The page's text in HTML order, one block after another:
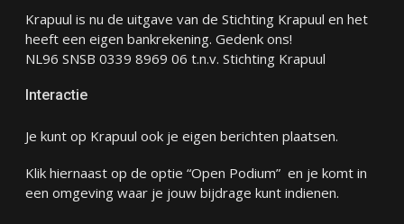
Krapuul is nu de uitgave van de Stichting Krapuul en het
heeft een eigen bankrekening. Gedenk ons!
NL96 SNSB 0339 8969 06 t.n.v. Stichting Krapuul
Interactie
Je kunt op Krapuul ook je eigen berichten plaatsen.
Klik hiernaast op de optie “Open Podium” en je komt in
een omgeving waar je jouw bijdrage kunt indienen.